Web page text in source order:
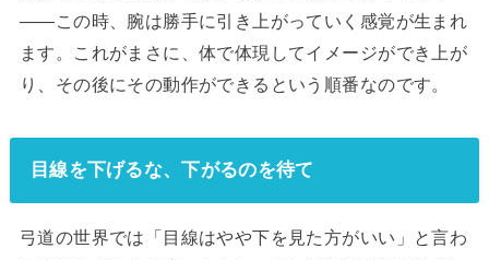
——この時、腕は勝手に引き上がっていく感覚が生まれ
ます。これがまさに、体で体現してイメージができ上が
り、その後にその動作ができるという順番なのです。
目線を下げるな、下がるのを待て
弓道の世界では「目線はやや下を見た方がいい」と言わ